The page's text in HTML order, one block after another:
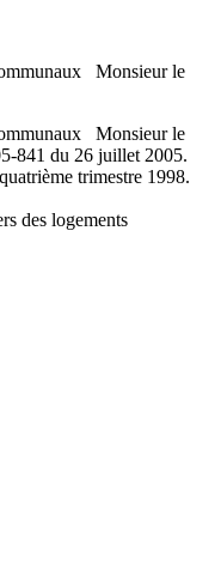
Monsieur le
Monsieur le
841 du 26 juillet 2005.
trimestre 1998.
des logements